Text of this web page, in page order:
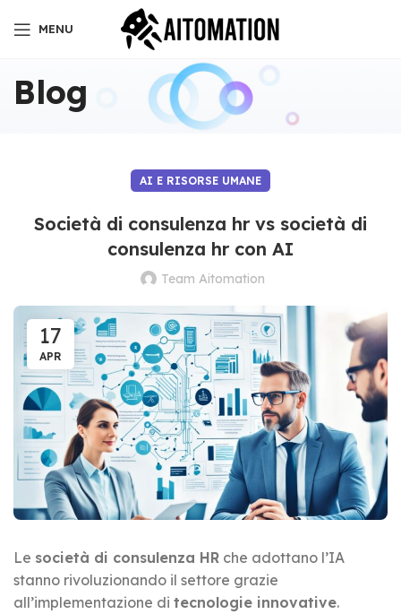
MENU
Blog
AI E RISORSE UMANE
Società di consulenza hr vs società di
consulenza hr con AI
Team Aitomation
17
APR
Le società di consulenza HR che adottano l’IA
stanno rivoluzionando il settore grazie
all’implementazione di tecnologie innovative.